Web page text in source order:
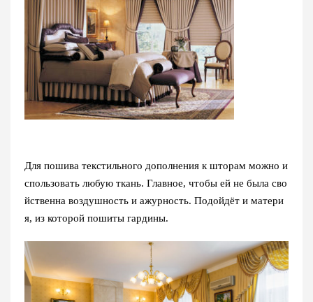
Для пошива текстильного дополнения к шторам можно и
спользовать любую ткань. Главное, чтобы ей не была сво
йственна воздушность и ажурность. Подойдёт и матери
я, из которой пошиты гардины.